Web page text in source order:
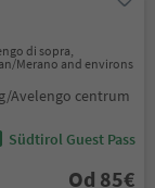
di sopra,
Merano and environs
Avelengo centrum
Südtirol Guest Pass
Od 85€